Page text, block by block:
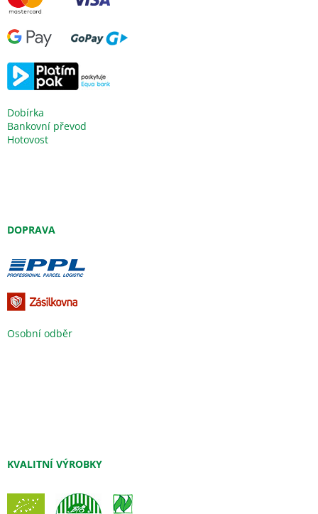
Dobírka
Bankovní převod
Hotovost
DOPRAVA
Osobní odběr
KVALITNÍ VÝROBKY